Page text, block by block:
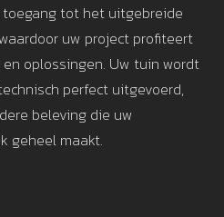
tot het uitgebreide
uw project profiteert
oplossingen. Uw tuin wordt
perfect uitgevoerd,
beleving die uw
geheel maakt.